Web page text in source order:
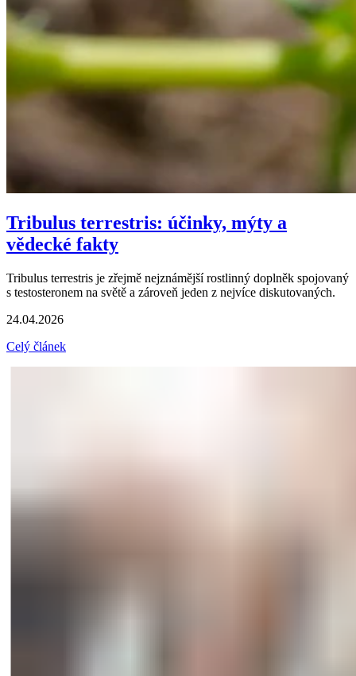
Tribulus terrestris: účinky, mýty a
vědecké fakty
Tribulus terrestris je zřejmě nejznámější rostlinný doplněk spojovaný
s testosteronem na světě a zároveň jeden z nejvíce diskutovaných.
24.04.2026
Celý článek